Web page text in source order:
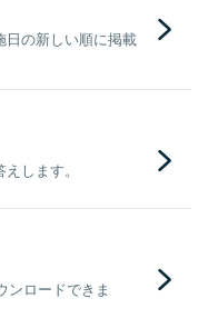
日の新しい順に掲載
します。
ンロードできま